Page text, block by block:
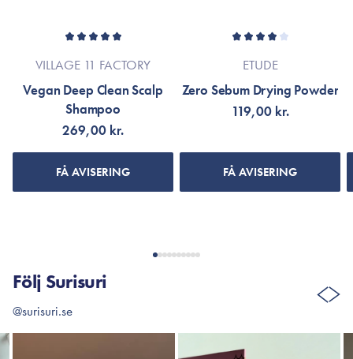
VILLAGE 11 FACTORY
Vegan Deep Clean Scalp
Shampoo
269,00 kr.
FÅ AVISERING
ETUDE
Zero Sebum Drying Powder
119,00 kr.
FÅ AVISERING
Följ Surisuri
@surisuri.se